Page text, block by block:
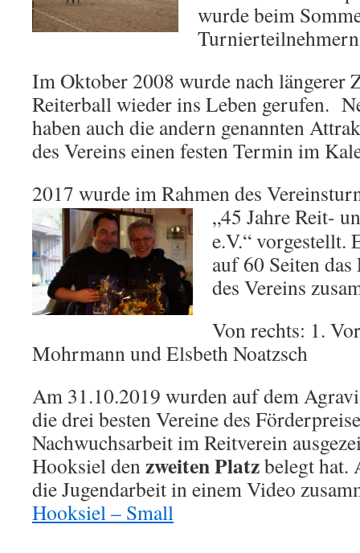
wurde beim
Im Oktober 2008 wurde nach längerer
Reiterball wieder ins Leben gerufen.
haben auch die andern genannten
des Vereins einen festen Termin im
2017 wurde im Rahmen des
„45 Jahre Reit-
e.V.“ vorgestellt.
auf 60 Seiten
des Vereins
Von rechts: 1.
Mohrmann und Elsbeth Noatzsch
Am 31.10.2019 wurden auf dem
die drei besten Vereine des
Nachwuchsarbeit im Reitverein
Hooksiel denzweiten Platzbelegt hat.
die Jugendarbeit in einem Video
Hooksiel – Small